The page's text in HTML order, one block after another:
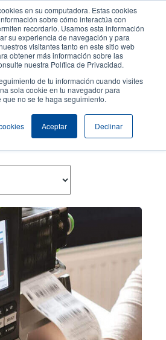
en su computadora. Estas cookies
sobre cómo interactúa con
recordarlo. Usamos esta información
su experiencia de navegación y para
visitantes tanto en este sitio web
obtener más información sobre las
nuestra Política de Privacidad.
de tu información cuando visites
sola cookie en tu navegador para
no se te haga seguimiento.
Aceptar Declinar
User
account
menu
User
Selector de productos